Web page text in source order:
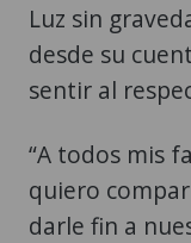
Luz sin
desde su
sentir al
“A todos mis
quiero
darle fin a